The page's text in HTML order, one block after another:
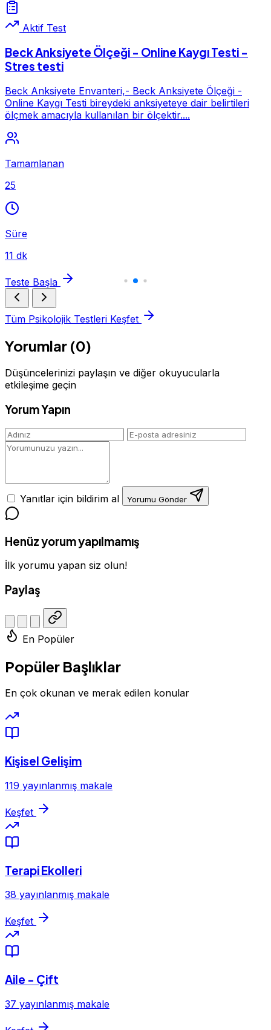
Aktif Test
Beck Anksiyete Ölçeği - Online Kaygı Testi -
Stres testi
Beck Anksiyete Envanteri,- Beck Anksiyete Ölçeği -
Online Kaygı Testi bireydeki anksiyeteye dair belirtileri
ölçmek amacıyla kullanılan bir ölçektir....
Tamamlanan
25
Süre
11 dk
Teste Başla
Tüm Psikolojik Testleri Keşfet
Yorumlar (0)
Düşüncelerinizi paylaşın ve diğer okuyucularla
etkileşime geçin
Yorum Yapın
Yanıtlar için bildirim al Yorumu Gönder
Henüz yorum yapılmamış
İlk yorumu yapan siz olun!
Paylaş
En Popüler
Popüler Başlıklar
En çok okunan ve merak edilen konular
Kişisel Gelişim
119 yayınlanmış makale
Keşfet
Terapi Ekolleri
38 yayınlanmış makale
Keşfet
Aile - Çift
37 yayınlanmış makale